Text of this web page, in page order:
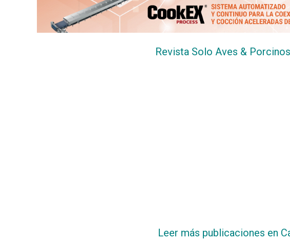
DIRECTORIO
CALENDARIO
Revista Solo Aves &
Leer más publicaciones en